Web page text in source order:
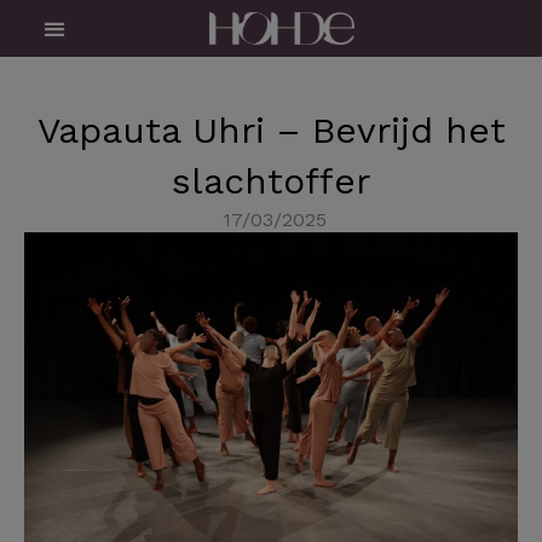
content
Menu
Vapauta Uhri – Bevrijd het
slachtoffer
17/03/2025